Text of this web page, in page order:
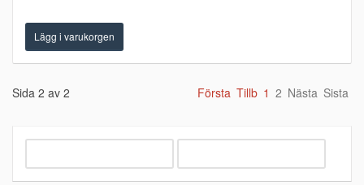
Första Tillb 1 2 Nästa Sista
Sida 2 av 2